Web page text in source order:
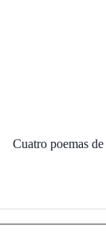
Cuatro poemas